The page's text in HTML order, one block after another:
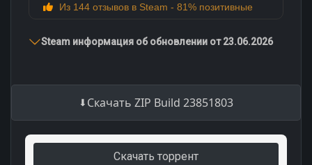
Из 144 отзывов в Steam - 81% позитивные
Steam информация об обновлении от 23.06.2026
Скачать ZIP Build 23851803
Скачать торрент